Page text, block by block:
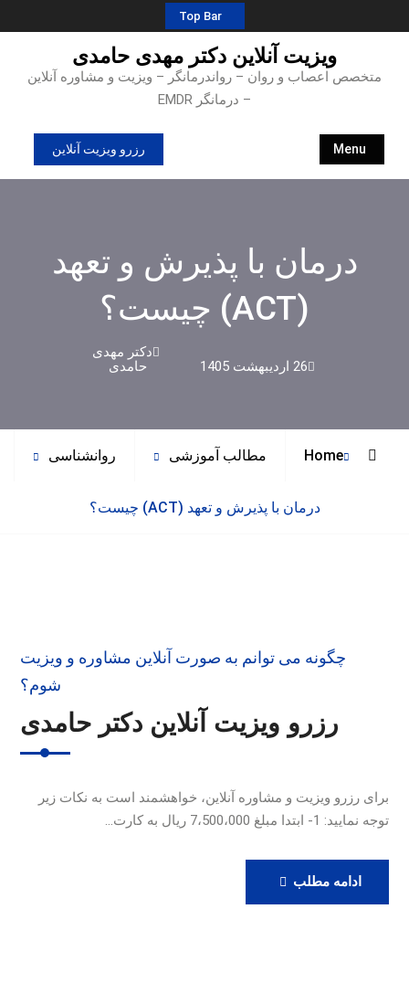
to
Top Bar
ویزیت آنلاین دکتر مهدی حامدی
متخصص اعصاب و روان – رواندرمانگر – ویزیت و مشاوره آنلاین
– درمانگر EMDR
Menu رزرو ویزیت آنلاین
درمان با پذیرش و تعهد
(ACT) چیست؟
26 اردیبهشت 1405
دکتر مهدی
حامدی
Home مطالب آموزشی روانشناسی
درمان با پذیرش و تعهد (ACT) چیست؟
چگونه می توانم به صورت آنلاین مشاوره و ویزیت
شوم؟
رزرو ویزیت آنلاین دکتر حامدی
برای رزرو ویزیت و مشاوره آنلاین، خواهشمند است به نکات زیر
توجه نمایید: 1- ابتدا مبلغ 7،500،000 ریال به کارت…
ادامه مطلبرزرو
ویزیت